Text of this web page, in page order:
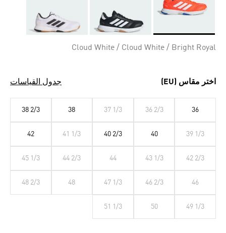
Cloud White / Cloud White / Bright Royal
اختر مقاس (EU) جدول القياسات
36
36 2/3
37 1/3
38
38 2/3
39 1/3
40
40 2/3
41 1/3
42
42 2/3
43 1/3
44
44 2/3
45 1/3
46
46 2/3
47 1/3
48
48 2/3
49 1/3
50
51 1/3